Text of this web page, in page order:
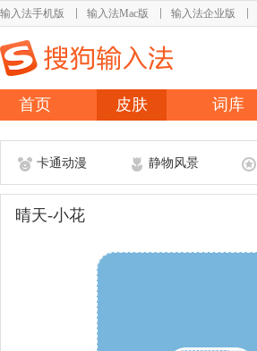
输入法手机版 输入法Mac版 输入法企业版
首页 皮肤 词库
卡通动漫 静物风景
晴天-小花